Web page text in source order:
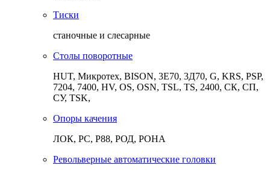
Тиски
станочные и слесарные
Столы поворотные
HUT, Микротех, BISON, 3Е70, 3Д70, G, KRS, PSP,
7204, 7400, HV, OS, OSN, TSL, TS, 2400, СК, СП,
СУ, TSK,
Опоры качения
ЛОК, РС, Р88, РОД, РОНА
Револьверные автоматические головки